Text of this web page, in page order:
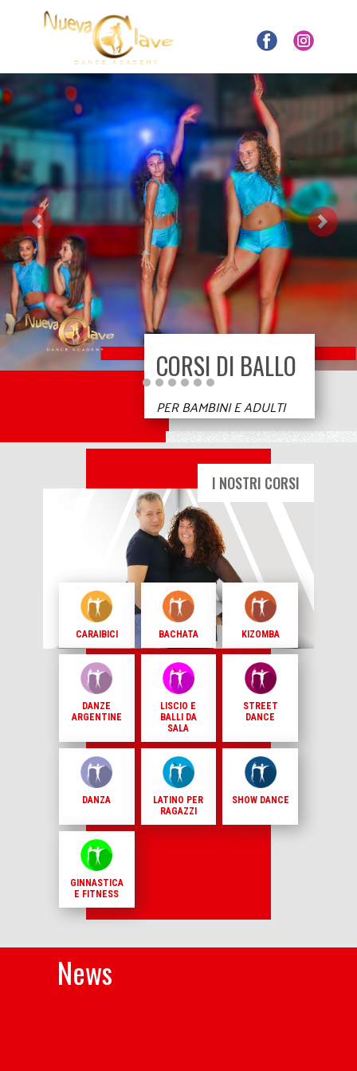
CORSI DI BALLO
PER BAMBINI E ADULTI
I NOSTRI COR​​SI
CARAIBICI BACHATA KIZOMBA
DANZE
ARGENTINE
LISCIO E
BALLI DA
SALA
STREET
DANCE
DANZA
LATINO PER
RAGAZZI
SHOW DANCE
GINNASTICA
E FITNESS
News